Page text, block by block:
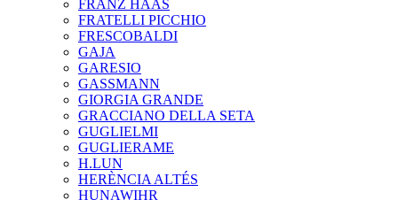
FRANZ HAAS
FRATELLI PICCHIO
FRESCOBALDI
GAJA
GARESIO
GASSMANN
GIORGIA GRANDE
GRACCIANO DELLA SETA
GUGLIELMI
GUGLIERAME
H.LUN
HERÈNCIA ALTÉS
HUNAWIHR